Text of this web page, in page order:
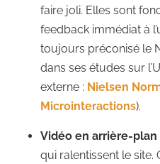
faire joli. Elles sont
feedback immédiat à
toujours préconisé le
dans ses études sur
externe : Nielsen
Microinteractions).
Vidéo en arrière-plan
qui ralentissent le site.